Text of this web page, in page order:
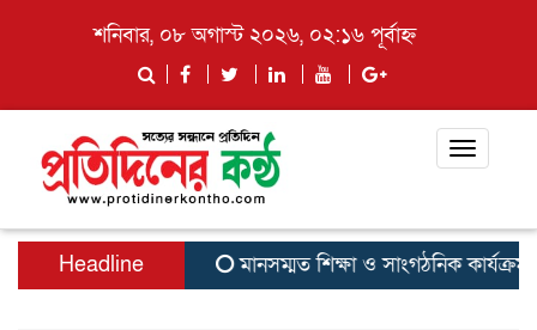
শনিবার, ০৮ অগাস্ট ২০২৬, ০২:১৬ পূর্বাহ্ন
Toggle
Headline মানসম্মত শিক্ষা ও সাংগঠনিক কার্যক্রম